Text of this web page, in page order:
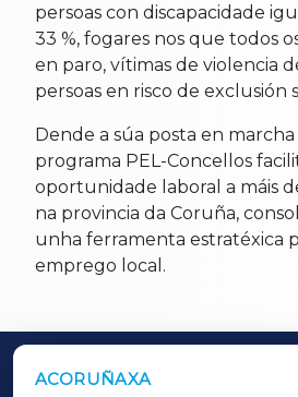
persoas con discapacidade
33 %, fogares nos que todos
en paro, vítimas de violencia
persoas en risco de exclusión
Dende a súa posta en marcha
programa PEL-Concellos
oportunidade laboral a máis
na provincia da Coruña,
unha ferramenta estratéxica
emprego local.
ACORUÑAXA
OUTROS PERIÓDICOS